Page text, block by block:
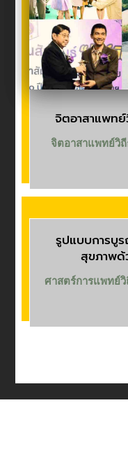
จิตอาสาแพท
จิตอาสาแพทย์วิถี
รูปแบบการบู
สุขภาพด้
ศาสตร์การแพทย์วิ